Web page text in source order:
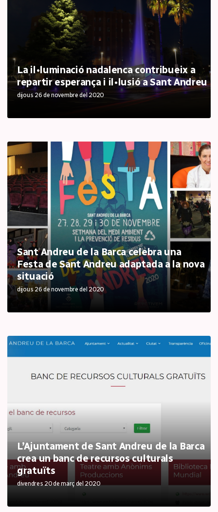
La il•luminació nadalenca contribueix a
repartir esperança i il•lusió a Sant Andreu
dijous 26 de novembre del 2020
Sant Andreu de la Barca celebra una
Festa de Sant Andreu adaptada a la nova
situació
dijous 26 de novembre del 2020
L’Ajuntament de Sant Andreu de la Barca
crea un banc de recursos culturals
gratuïts
divendres 20 de març del 2020